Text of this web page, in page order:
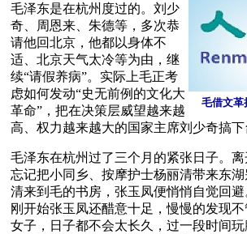
毛借文革
毛泽东是在杭州度过的。刘少
奇、周恩来、朱德等，多次恭
请他回北京，他都以身体不
适、北京天气太冷等为由，继
续“请假养病”。实际上毛正考
虑如何发动“史无前例的文化大
革命”，把在决策层威望越来越
高、权力越来越大的国家主席刘少奇搞下
毛泽东在杭州过了三个月的紧张日子。
忘记把小同乡、按摩护士杨丽清带来东
清来到毛的书房，张玉凤便悄悄自觉回避
刚开始张玉凤还醋意十足，慢慢的发现
女子，日子都不会太长久，过一段时间